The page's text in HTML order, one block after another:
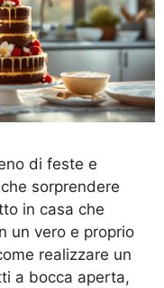
di feste e
sorprendere
in casa che
un vero e proprio
realizzare un
a bocca aperta,